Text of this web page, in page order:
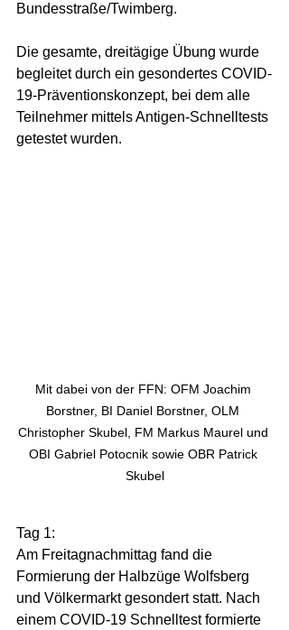
Bundesstraße/Twimberg.
Die gesamte, dreitägige Übung wurde
begleitet durch ein gesondertes COVID-
19-Präventionskonzept, bei dem alle
Teilnehmer mittels Antigen-Schnelltests
getestet wurden.
Mit dabei von der FFN: OFM Joachim
Borstner, BI Daniel Borstner, OLM
Christopher Skubel, FM Markus Maurel und
OBI Gabriel Potocnik sowie OBR Patrick
Skubel
Tag 1:
Am Freitagnachmittag fand die
Formierung der Halbzüge Wolfsberg
und Völkermarkt gesondert statt. Nach
einem COVID-19 Schnelltest formierte